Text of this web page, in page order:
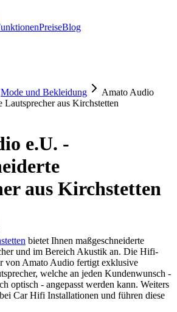
PreiseBlog
Mode und Bekleidung
Amato Audio
Lautsprecher aus Kirchstetten
e.U. -
aus Kirchstetten
bietet Ihnen maßgeschneiderte
und im Bereich Akustik an. Die Hifi-
von Amato Audio fertigt exklusive
welche an jeden Kundenwunsch -
optisch - angepasst werden kann. Weiters
Car Hifi Installationen und führen diese